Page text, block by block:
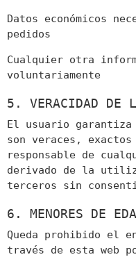
Datos económicos
pedidos
Cualquier otra
voluntariamente
5. VERACIDAD DE
El usuario
son veraces,
responsable de
derivado de la
terceros sin
6. MENORES DE
Queda prohibido el
través de esta web